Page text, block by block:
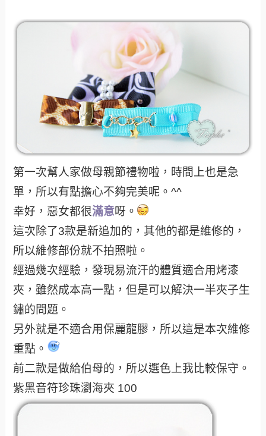
第一次幫人家做母親節禮物啦，時間上也是急
單，所以有點擔心不夠完美呢。^^
幸好，惡女都很滿意呀。
這次除了3款是新追加的，其他的都是維修的，
所以維修部份就不拍照啦。
經過幾次經驗，發現易流汗的體質適合用烤漆
夾，雖然成本高一點，但是可以解決一半夾子生
鏽的問題。
另外就是不適合用保麗龍膠，所以這是本次維修
重點。
前二款是做給伯母的，所以選色上我比較保守。
紫黑音符珍珠瀏海夾 100